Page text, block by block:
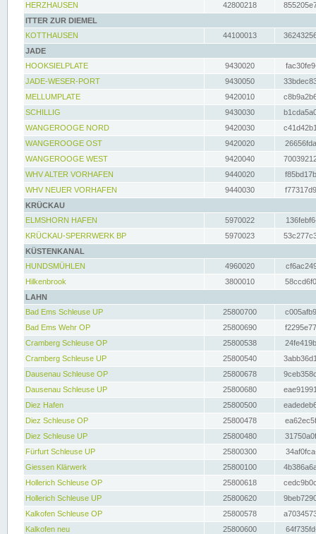
HERZHAUSEN
42800218
ITTER ZUR DIEMEL
KOTTHAUSEN
44100013
JADE
HOOKSIELPLATE
9430020
JADE-WESER-PORT
9430050
MELLUMPLATE
9420010
SCHILLIG
9430030
WANGEROOGE NORD
9420030
WANGEROOGE OST
9420020
WANGEROOGE WEST
9420040
WHV ALTER VORHAFEN
9440020
WHV NEUER VORHAFEN
9440030
KRÜCKAU
ELMSHORN HAFEN
5970022
KRÜCKAU-SPERRWERK BP
5970023
KÜSTENKANAL
HUNDSMÜHLEN
4960020
Hilkenbrook
3800010
LAHN
Bad Ems Schleuse UP
25800700
Bad Ems Wehr OP
25800690
Cramberg Schleuse OP
25800538
Cramberg Schleuse UP
25800540
Dausenau Schleuse OP
25800678
Dausenau Schleuse UP
25800680
Diez Hafen
25800500
Diez Schleuse OP
25800478
Diez Schleuse UP
25800480
Fürfurt Schleuse UP
25800300
Giessen Klärwerk
25800100
Hollerich Schleuse OP
25800618
Hollerich Schleuse UP
25800620
Kalkofen Schleuse OP
25800578
Kalkofen neu
25800600